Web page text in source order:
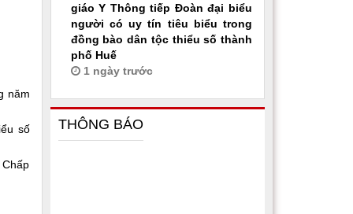
năm
số
giáo Y Thông tiếp Đoàn đại biểu
người có uy tín tiêu biểu trong
đồng bào dân tộc thiểu số thành
phố Huế
1 ngày trước
THÔNG BÁO